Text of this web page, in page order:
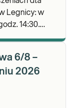
w
14:30.
6/8 –
2026